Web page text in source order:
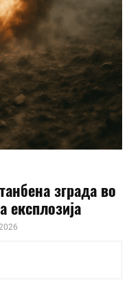
зграда во
експлозија